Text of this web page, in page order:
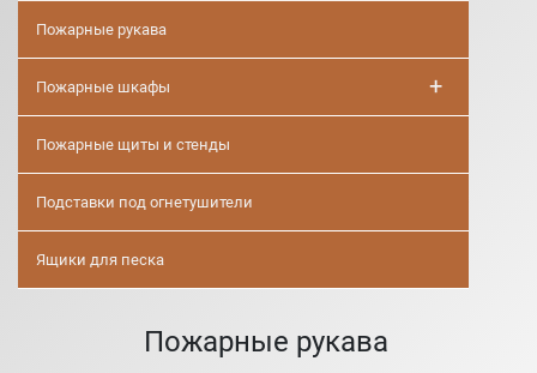
Пожарные рукава
Пожарные шкафы +
Пожарные щиты и стенды
Подставки под огнетушители
Ящики для песка
Пожарные рукава